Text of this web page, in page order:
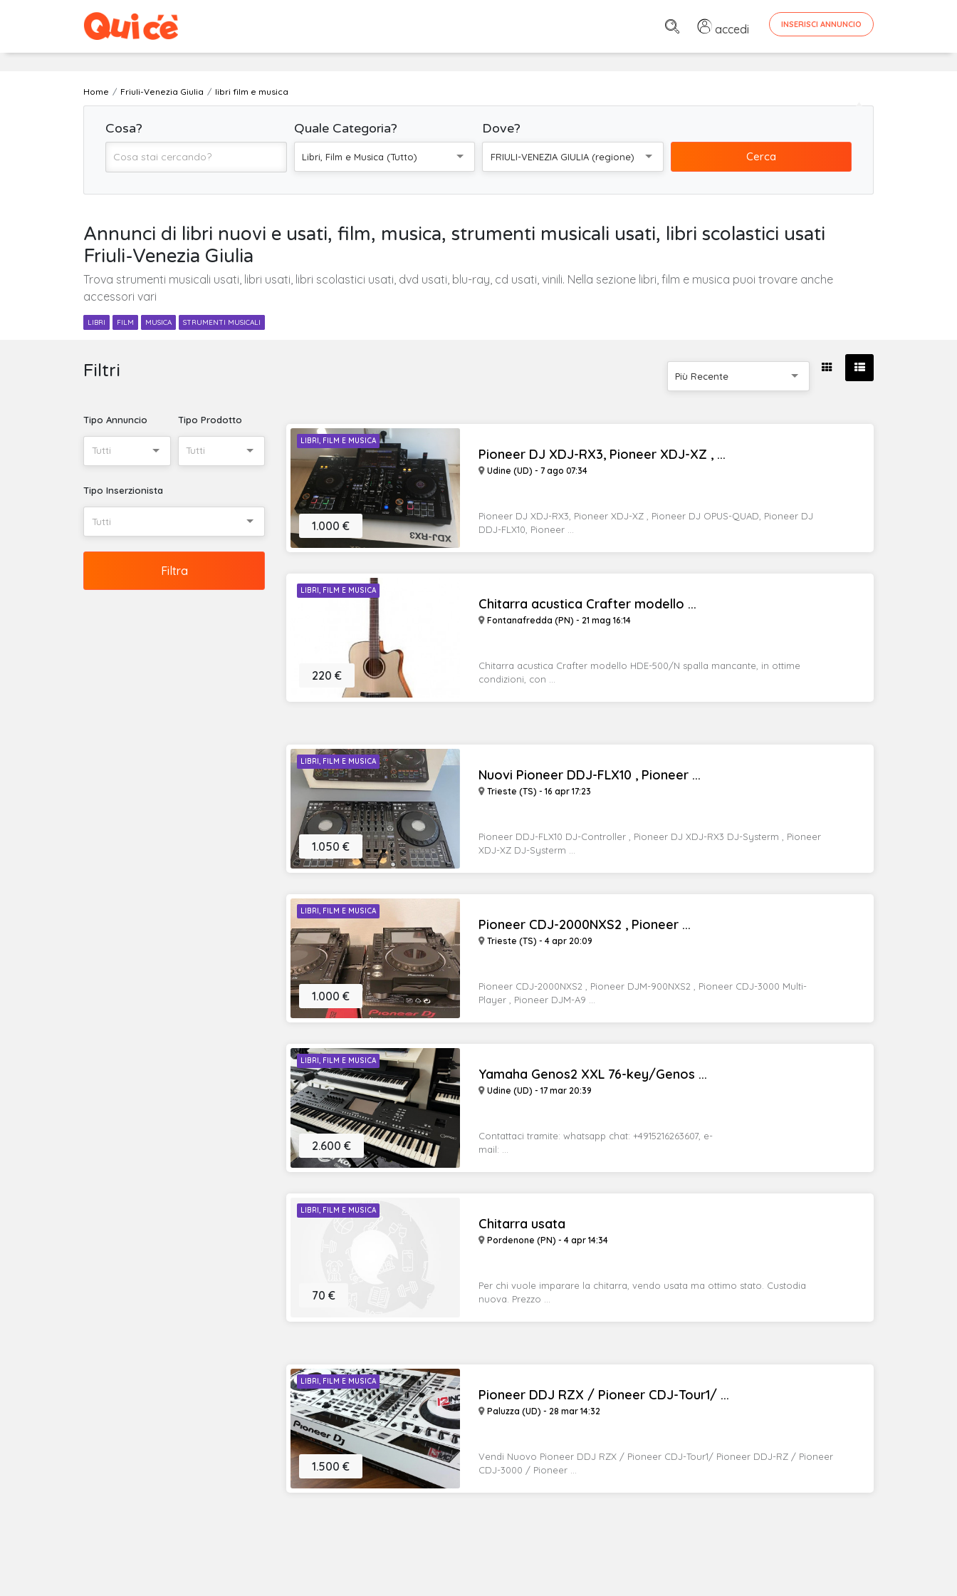
accedi INSERISCI ANNUNCIO
Home Friuli-Venezia Giulia libri film e musica
Cosa? Quale Categoria?
Libri, Film e Musica (Tutto)
Dove?
FRIULI-VENEZIA GIULIA (regione) Cerca
Annunci di libri nuovi e usati, film, musica, strumenti musicali usati, libri scolastici usati
Friuli-Venezia Giulia
Trova strumenti musicali usati, libri usati, libri scolastici usati, dvd usati, blu-ray, cd usati, vinili. Nella sezione libri, film e musica puoi trovare anche
accessori vari
LIBRI FILM MUSICA STRUMENTI MUSICALI
Filtri
Tipo Annuncio
Tutti
Tipo Prodotto
Tutti
Tipo Inserzionista
Tutti
Filtra
Più Recente
LIBRI, FILM E MUSICA
Pioneer DJ XDJ-RX3, Pioneer XDJ-XZ , ...
Udine (UD) - 7 ago 07:34
1.000 €
Pioneer DJ XDJ-RX3, Pioneer XDJ-XZ , Pioneer DJ OPUS-QUAD, Pioneer DJ
DDJ-FLX10, Pioneer ...
LIBRI, FILM E MUSICA
Chitarra acustica Crafter modello ...
Fontanafredda (PN) - 21 mag 16:14
220 €
Chitarra acustica Crafter modello HDE-500/N spalla mancante, in ottime
condizioni, con ...
LIBRI, FILM E MUSICA
Nuovi Pioneer DDJ-FLX10 , Pioneer ...
Trieste (TS) - 16 apr 17:23
1.050 €
Pioneer DDJ-FLX10 DJ-Controller , Pioneer DJ XDJ-RX3 DJ-Systerm , Pioneer
XDJ-XZ DJ-Systerm ...
LIBRI, FILM E MUSICA
Pioneer CDJ-2000NXS2 , Pioneer ...
Trieste (TS) - 4 apr 20:09
1.000 €
Pioneer CDJ-2000NXS2 , Pioneer DJM-900NXS2 , Pioneer CDJ-3000 Multi-
Player , Pioneer DJM-A9 ...
LIBRI, FILM E MUSICA
Yamaha Genos2 XXL 76-key/Genos ...
Udine (UD) - 17 mar 20:39
2.600 €
Contattaci tramite: whatsapp chat: +4915216263607, e-
mail: ...
LIBRI, FILM E MUSICA
Chitarra usata
Pordenone (PN) - 4 apr 14:34
70 €
Per chi vuole imparare la chitarra, vendo usata ma ottimo stato. Custodia
nuova. Prezzo ...
LIBRI, FILM E MUSICA
Pioneer DDJ RZX / Pioneer CDJ-Tour1/ ...
Paluzza (UD) - 28 mar 14:32
1.500 €
Vendi Nuovo Pioneer DDJ RZX / Pioneer CDJ-Tour1/ Pioneer DDJ-RZ / Pioneer
CDJ-3000 / Pioneer ...